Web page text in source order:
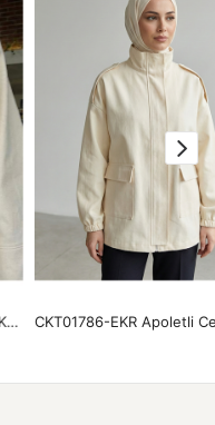
CKT01786-EKR Apoletli Cep Kapaklı Ceket-Ekru